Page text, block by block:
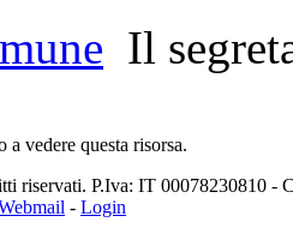
Il
a vedere questa risorsa.
riservati. P.Iva: IT 00078230810 -
- Login